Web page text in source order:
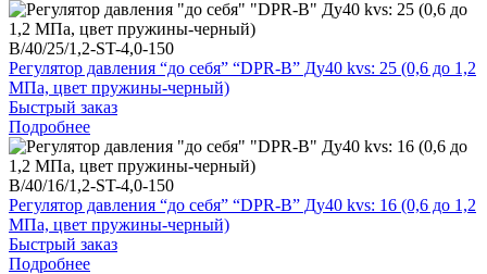
B/40/25/1,2-ST-4,0-150
Регулятор давления “до себя” “DPR-B” Ду40 kvs: 25 (0,6 до 1,2
МПа, цвет пружины-черный)
Быстрый заказ
Подробнее
B/40/16/1,2-ST-4,0-150
Регулятор давления “до себя” “DPR-B” Ду40 kvs: 16 (0,6 до 1,2
МПа, цвет пружины-черный)
Быстрый заказ
Подробнее